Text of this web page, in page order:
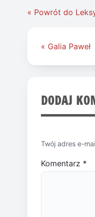
« Powrót do
Nawigacja
« Galia Paweł
DODAJ
Twój adres e-
Komentarz *